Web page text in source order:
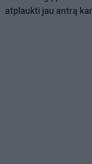
atplaukti jau antrą